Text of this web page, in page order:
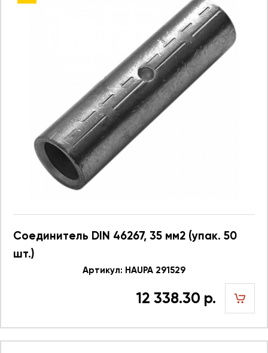
Соединитель DIN 46267, 35 мм2 (упак. 50
шт.)
Артикул: HAUPA 291529
12 338.30 р.